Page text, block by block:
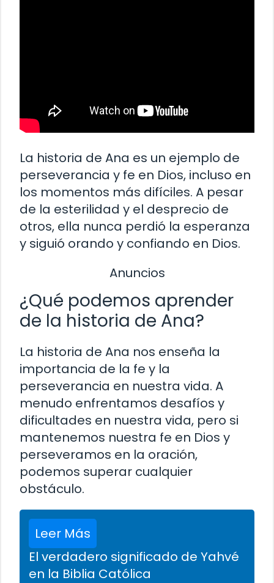
La historia de Ana es un ejemplo de
perseverancia y fe en Dios, incluso en
los momentos más difíciles. A pesar
de la esterilidad y el desprecio de
otros, ella nunca perdió la esperanza
y siguió orando y confiando en Dios.
Anuncios
¿Qué podemos aprender
de la historia de Ana?
La historia de Ana nos enseña la
importancia de la fe y la
perseverancia en nuestra vida. A
menudo enfrentamos desafíos y
dificultades en nuestra vida, pero si
mantenemos nuestra fe en Dios y
perseveramos en la oración,
podemos superar cualquier
obstáculo.
Leer Más
El verdadero significado de Yahvé
en la Biblia Católica